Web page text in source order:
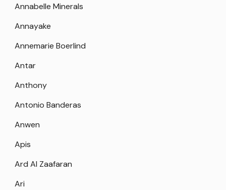
Annabelle Minerals
Annayake
Annemarie Boerlind
Antar
Anthony
Antonio Banderas
Anwen
Apis
Ard Al Zaafaran
Ari